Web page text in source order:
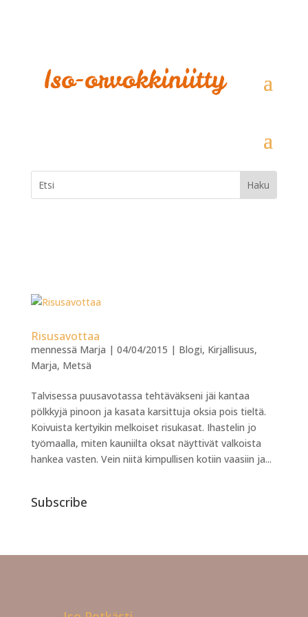
Risusavottaa
mennessä Marja | 04/04/2015 | Blogi, Kirjallisuus,
Marja, Metsä
Talvisessa puusavotassa tehtäväkseni jäi kantaa
pölkkyjä pinoon ja kasata karsittuja oksia pois tieltä.
Koivuista kertyikin melkoiset risukasat. Ihastelin jo
työmaalla, miten kauniilta oksat näyttivät valkoista
hankea vasten. Vein niitä kimpullisen kotiin vaasiin ja...
Subscribe